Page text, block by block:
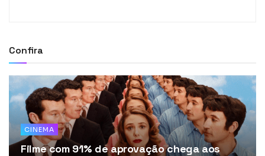
Confira
CINEMA
Filme com 91% de aprovação chega aos